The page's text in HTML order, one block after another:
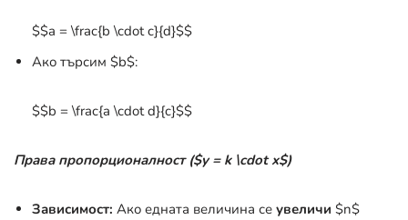
$$a = \frac{b \cdot c}{d}$$
Ако търсим $b$:
$$b = \frac{a \cdot d}{c}$$
Права пропорционалност ($y = k \cdot x$)
Зависимост: Ако едната величина се увеличи $n$